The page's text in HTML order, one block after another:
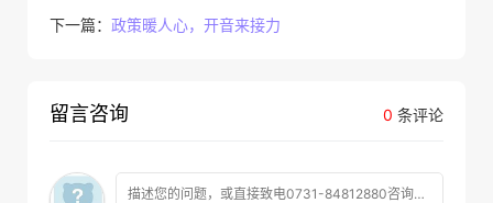
下一篇： 政策暖人心，开音来接力
0 条评论
留言咨询